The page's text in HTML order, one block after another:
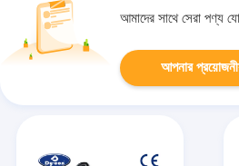
আমাদের সাথে সেরা পণ্য
আপনার